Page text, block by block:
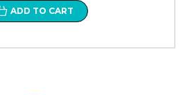
ADD TO CART